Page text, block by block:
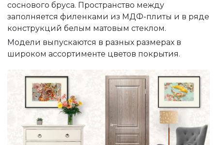
соснового бруса. Пространство между
заполняется филенками из МДФ-плиты и в ряде
конструкций белым матовым стеклом.
Модели выпускаются в разных размерах в
широком ассортименте цветов покрытия.